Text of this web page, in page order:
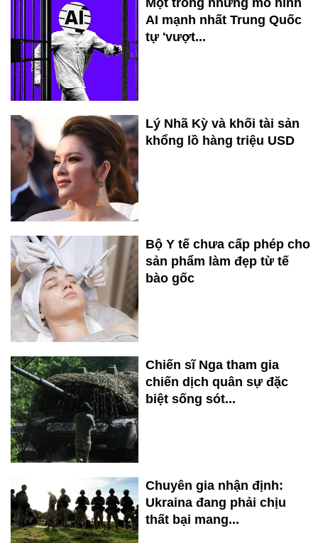
AI mạnh nhất Trung Quốc
tự 'vượt...
Lý Nhã Kỳ và khối tài sản
khổng lồ hàng triệu USD
Bộ Y tế chưa cấp phép cho
sản phẩm làm đẹp từ tế
bào gốc
Chiến sĩ Nga tham gia
chiến dịch quân sự đặc
biệt sống sót...
Chuyên gia nhận định:
Ukraina đang phải chịu
thất bại mang...